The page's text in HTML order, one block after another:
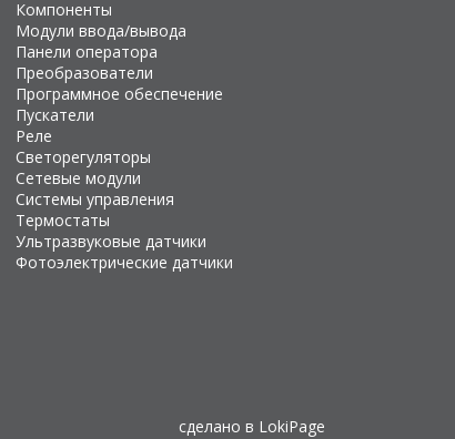
Компоненты
Модули ввода/вывода
Панели оператора
Преобразователи
Программное обеспечение
Пускатели
Реле
Светорегуляторы
Сетевые модули
Системы управления
Термостаты
Ультразвуковые датчики
Фотоэлектрические датчики
сделано в LokiPage